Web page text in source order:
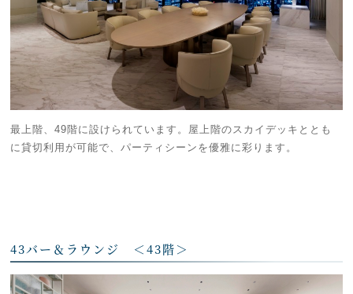
最上階、49階に設けられています。屋上階のスカイデッキととも
に貸切利用が可能で、パーティシーンを優雅に彩ります。
43バー＆ラウンジ ＜43階＞